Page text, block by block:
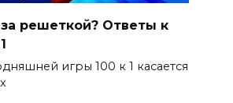
решеткой? Ответы к
игры 100 к 1 касается